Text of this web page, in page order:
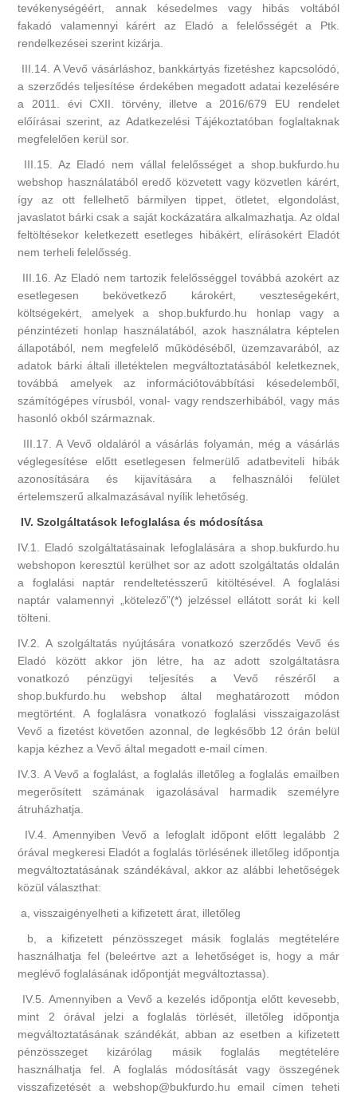
tevékenységéért, annak késedelmes vagy hibás voltából
fakadó valamennyi kárért az Eladó a felelősségét a Ptk.
rendelkezései szerint kizárja.
III.14. A Vevő vásárláshoz, bankkártyás fizetéshez kapcsolódó,
a szerződés teljesítése érdekében megadott adatai kezelésére
a 2011. évi CXII. törvény, illetve a 2016/679 EU rendelet
előírásai szerint, az Adatkezelési Tájékoztatóban foglaltaknak
megfelelően kerül sor.
III.15. Az Eladó nem vállal felelősséget a shop.bukfurdo.hu
webshop használatából eredő közvetett vagy közvetlen kárért,
így az ott fellelhető bármilyen tippet, ötletet, elgondolást,
javaslatot bárki csak a saját kockázatára alkalmazhatja. Az oldal
feltöltésekor keletkezett esetleges hibákért, elírásokért Eladót
nem terheli felelősség.
III.16. Az Eladó nem tartozik felelősséggel továbbá azokért az
esetlegesen bekövetkező károkért, veszteségekért,
költségekért, amelyek a shop.bukfurdo.hu honlap vagy a
pénzintézeti honlap használatából, azok használatra képtelen
állapotából, nem megfelelő működéséből, üzemzavarából, az
adatok bárki általi illetéktelen megváltoztatásából keletkeznek,
továbbá amelyek az információtovábbítási késedelemből,
számítógépes vírusból, vonal- vagy rendszerhibából, vagy más
hasonló okból származnak.
III.17. A Vevő oldaláról a vásárlás folyamán, még a vásárlás
véglegesítése előtt esetlegesen felmerülő adatbeviteli hibák
azonosítására és kijavítására a felhasználói felület
értelemszerű alkalmazásával nyílik lehetőség.
IV. Szolgáltatások lefoglalása és módosítása
IV.1. Eladó szolgáltatásainak lefoglalására a shop.bukfurdo.hu
webshopon keresztül kerülhet sor az adott szolgáltatás oldalán
a foglalási naptár rendeltetésszerű kitöltésével. A foglalási
naptár valamennyi „kötelező”(*) jelzéssel ellátott sorát ki kell
tölteni.
IV.2. A szolgáltatás nyújtására vonatkozó szerződés Vevő és
Eladó között akkor jön létre, ha az adott szolgáltatásra
vonatkozó pénzügyi teljesítés a Vevő részéről a
shop.bukfurdo.hu webshop által meghatározott módon
megtörtént. A foglalásra vonatkozó foglalási visszaigazolást
Vevő a fizetést követően azonnal, de legkésőbb 12 órán belül
kapja kézhez a Vevő által megadott e-mail címen.
IV.3. A Vevő a foglalást, a foglalás illetőleg a foglalás emailben
megerősített számának igazolásával harmadik személyre
átruházhatja.
IV.4. Amennyiben Vevő a lefoglalt időpont előtt legalább 2
órával megkeresi Eladót a foglalás törlésének illetőleg időpontja
megváltoztatásának szándékával, akkor az alábbi lehetőségek
közül választhat:
a, visszaigényelheti a kifizetett árat, illetőleg
b, a kifizetett pénzösszeget másik foglalás megtételére
használhatja fel (beleértve azt a lehetőséget is, hogy a már
meglévő foglalásának időpontját megváltoztassa).
IV.5. Amennyiben a Vevő a kezelés időpontja előtt kevesebb,
mint 2 órával jelzi a foglalás törlését, illetőleg időpontja
megváltoztatásának szándékát, abban az esetben a kifizetett
pénzösszeget kizárólag másik foglalás megtételére
használhatja fel. A foglalás módosítását vagy összegének
visszafizetését a webshop@bukfurdo.hu email címen teheti